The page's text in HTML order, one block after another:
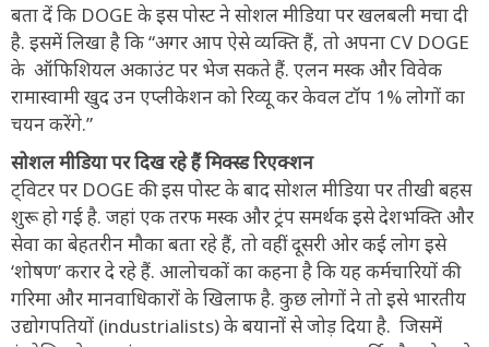
बता दें कि DOGE के इस पोस्ट ने सोशल मीडिया पर खलबली मचा दी
है. इसमें लिखा है कि “अगर आप ऐसे व्यक्ति हैं, तो अपना CV DOGE
के ऑफिशियल अकाउंट पर भेज सकते हैं. एलन मस्क और विवेक
रामास्वामी खुद उन एप्लीकेशन को रिव्यू कर केवल टॉप 1% लोगों का
चयन करेंगे.”
सोशल मीडिया पर दिख रहे हैं मिक्स्ड रिएक्शन
ट्विटर पर DOGE की इस पोस्ट के बाद सोशल मीडिया पर तीखी बहस
शुरू हो गई है. जहां एक तरफ मस्क और ट्रंप समर्थक इसे देशभक्ति और
सेवा का बेहतरीन मौका बता रहे हैं, तो वहीं दूसरी ओर कई लोग इसे
‘शोषण’ करार दे रहे हैं. आलोचकों का कहना है कि यह कर्मचारियों की
गरिमा और मानवाधिकारों के खिलाफ है. कुछ लोगों ने तो इसे भारतीय
उद्योगपतियों (industrialists) के बयानों से जोड़ दिया है. जिसमें